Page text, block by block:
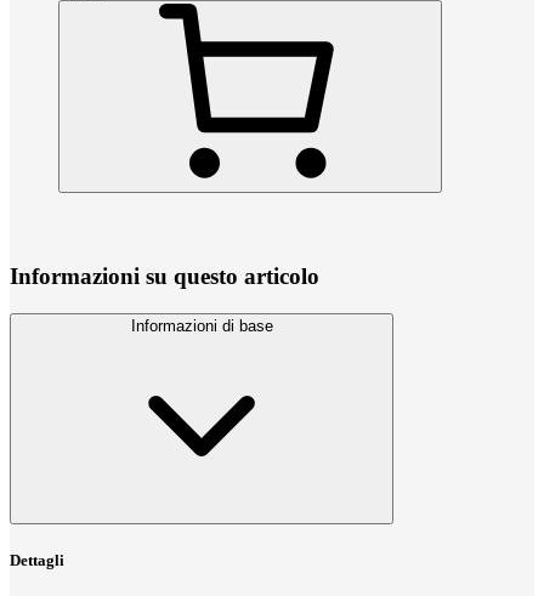
Informazioni su questo articolo
Informazioni di base
Dettagli